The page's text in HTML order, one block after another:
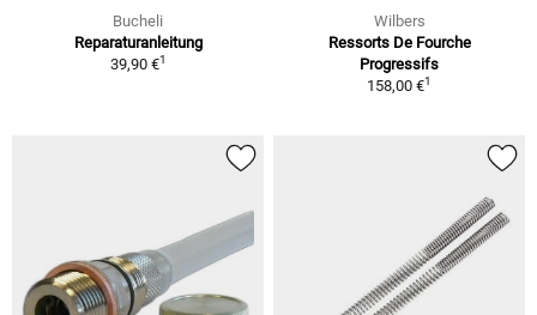
Bucheli
Reparaturanleitung
39,90 €1
Wilbers
Ressorts De Fourche
Progressifs
158,00 €1